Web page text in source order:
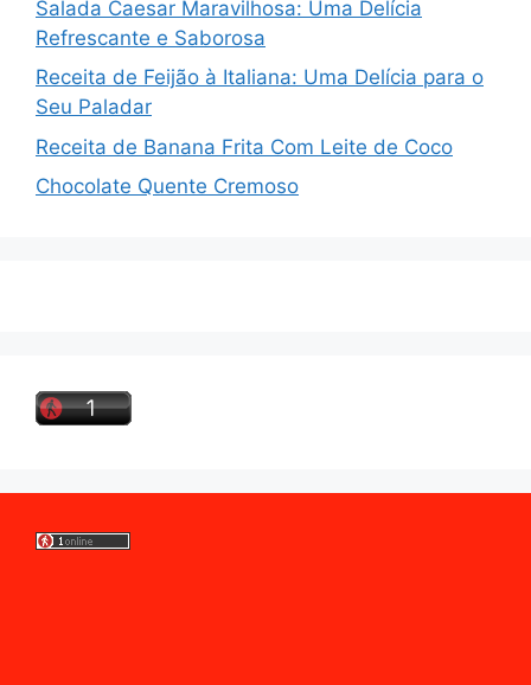
Salada Caesar Maravilhosa: Uma Delícia
Refrescante e Saborosa
Receita de Feijão à Italiana: Uma Delícia para o
Seu Paladar
Receita de Banana Frita Com Leite de Coco
Chocolate Quente Cremoso